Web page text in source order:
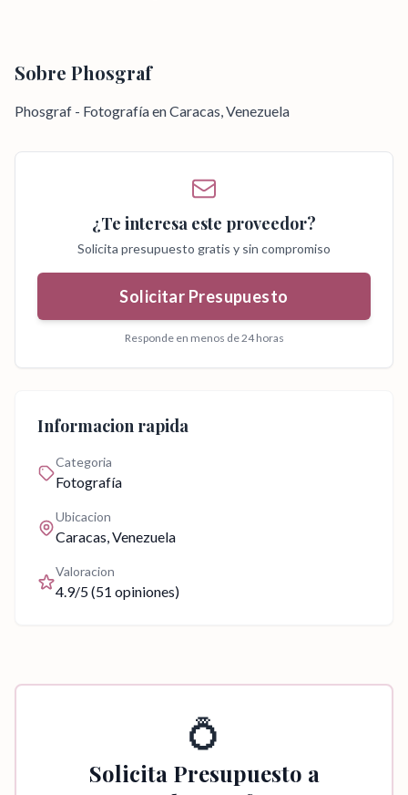
Sobre Phosgraf
Phosgraf - Fotografía en Caracas, Venezuela
¿Te interesa este proveedor?
Solicita presupuesto gratis y sin compromiso
Solicitar Presupuesto
Responde en menos de 24 horas
Informacion rapida
Categoria
Fotografía
Ubicacion
Caracas, Venezuela
Valoracion
4.9/5 (51 opiniones)
💍
Solicita Presupuesto a